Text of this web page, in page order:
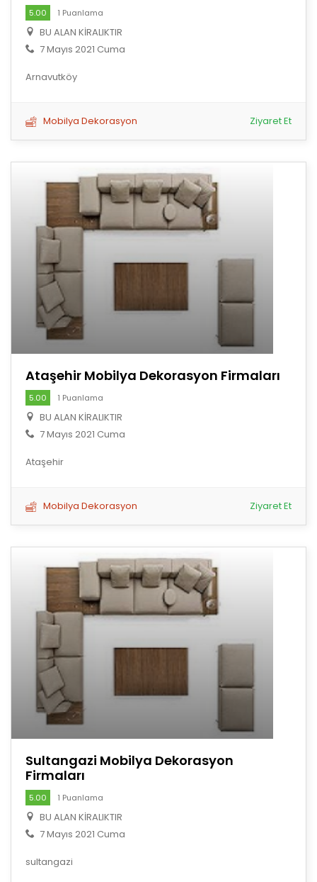
5.00 1 Puanlama
BU ALAN KİRALIKTIR
7 Mayıs 2021 Cuma
Arnavutköy
Mobilya Dekorasyon Ziyaret Et
Ataşehir Mobilya Dekorasyon Firmaları
5.00 1 Puanlama
BU ALAN KİRALIKTIR
7 Mayıs 2021 Cuma
Ataşehir
Mobilya Dekorasyon Ziyaret Et
Sultangazi Mobilya Dekorasyon
Firmaları
5.00 1 Puanlama
BU ALAN KİRALIKTIR
7 Mayıs 2021 Cuma
sultangazi